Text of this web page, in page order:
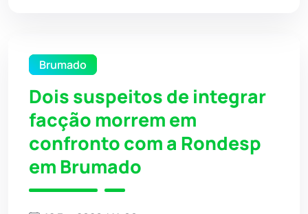
Brumado
Dois suspeitos de integrar
facção morrem em
confronto com a Rondesp
em Brumado